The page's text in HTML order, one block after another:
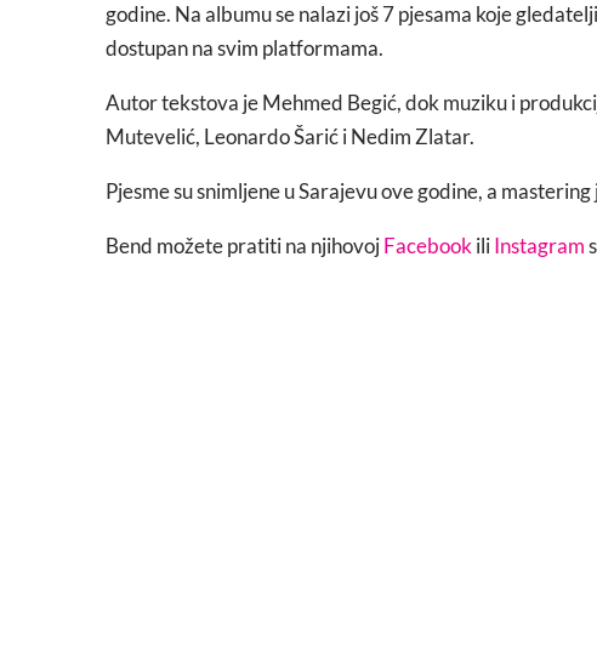
godine. Na albumu se nalazi još 7 pjesama koje
dostupan na svim platformama.
Autor tekstova je Mehmed Begić, dok muziku i
Mutevelić, Leonardo Šarić i Nedim Zlatar.
Pjesme su snimljene u Sarajevu ove godine, a
Bend možete pratiti na njihovojFacebookiliInstagram